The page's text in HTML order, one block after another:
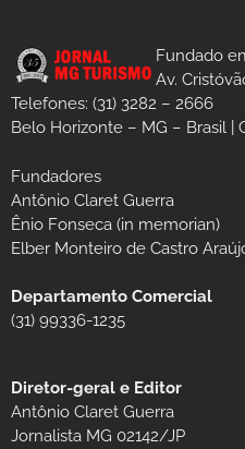
Fundado
Av.
Telefones: (31) 3282 – 2666
Belo Horizonte – MG – Brasil |
Fundadores
Antônio Claret Guerra
Ênio Fonseca (in memorian)
Elber Monteiro de Castro
Departamento Comercial
(31) 99336-1235
Diretor-geral e Editor
Antônio Claret Guerra
Jornalista MG 02142/JP